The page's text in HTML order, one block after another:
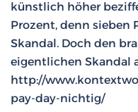
künstlich höher
Prozent, denn sieben
Skandal. Doch den
eigentlichen Skandal
http://
pay-day-nichtig/